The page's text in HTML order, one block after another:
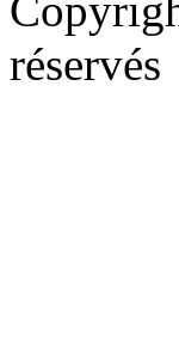
réservés